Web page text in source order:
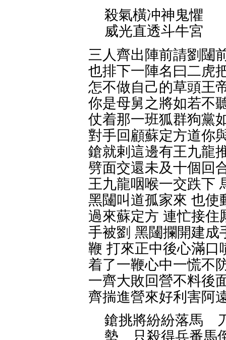
殺氣橫冲神鬼懼
威光直透斗牛宮
三人齊出陣前請劉闥
也排下一陣名曰二虎
怎不做自己的草頭王
你是母舅之將如若不
仗着那一班狐群狗黨
對手回顧蘇定方道你
鎗就剌這邊有王九龍
劈面交還未及十個回
王九龍咽喉一交跌下
黑闥叫道孤家來 也使
過來蘇定方 連忙接住
手被劉 黑闥攔開建成
鞭 打來正中後心滿口
着了一鞭心中一慌不
一齊大敗回營不料後
齊揣進營來好利害阿
鎗挑將紛紛落馬
勢 只殺得兵番馬